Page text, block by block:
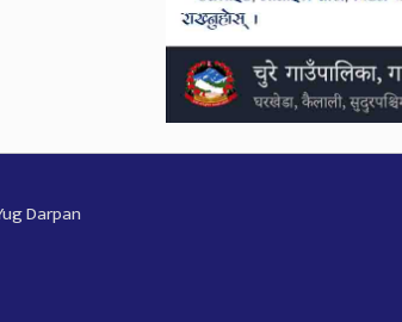
Darpan